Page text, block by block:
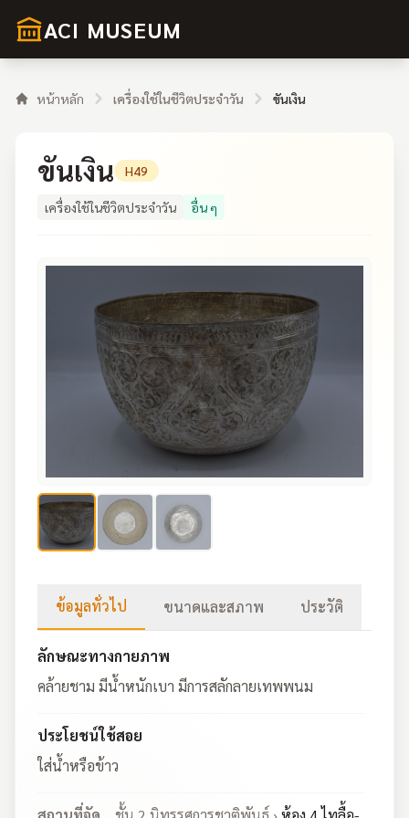
ACI MUSEUM
หน้าหลัก เครื่องใช้ในชีวิตประจำวัน ขันเงิน
ขันเงิน H49
เครื่องใช้ในชีวิตประจำวัน อื่น ๆ
ข้อมูลทั่วไป ขนาดและสภาพ ประวัติ
ลักษณะทางกายภาพ
คล้ายชาม มีน้ำหนักเบา มีการสลักลายเทพพนม
ประโยชน์ใช้สอย
ใส่น้ำหรือข้าว